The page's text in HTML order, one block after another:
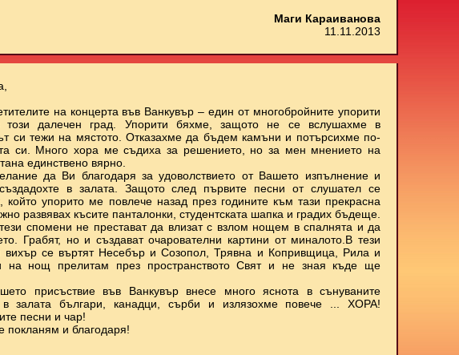
Маги Караиванова
11.11.2013
на концерта във Ванкувър – един от многобройните упорити
далечен град. Упорити бяхме, защото не се вслушахме в
си тежи на мястото. Отказахме да бъдем камъни и потърсихме по-
си. Много хора ме съдиха за решението, но за мен мнението на
единствено вярно.
да Ви благодаря за удоволствието от Вашето изпълнение и
създадохте в залата. Защото след първите песни от слушател се
който упорито ме повлече назад през годините към тази прекрасна
развявах късите панталонки, студентската шапка и градих бъдеще.
спомени не престават да влизат с взлом нощем в спалнята и да
Грабят, но и създават очарователни картини от миналото.В тези
се въртят Несебър и Созопол, Трявна и Копривщица, Рила и
на нощ прелитам през пространството Свят и не зная къде ще
присъствие във Ванкувър внесе много яснота в сънуваните
в залата българи, канадци, сърби и излязохме повече ... ХОРА!
песни и чар!
покланям и благодаря!